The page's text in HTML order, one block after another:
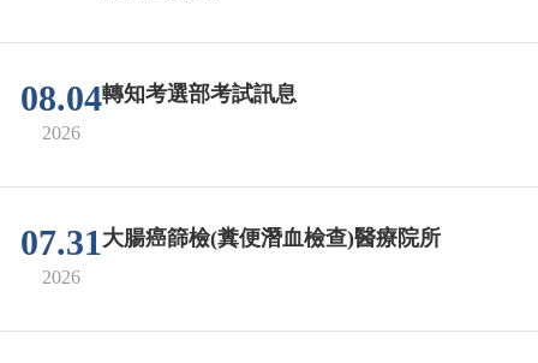
08.04
2026
轉知考選部考試訊息
07.31
2026
大腸癌篩檢(糞便潛血檢查)醫療院所